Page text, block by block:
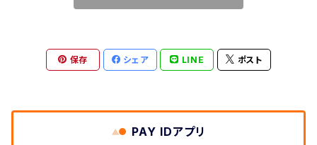
保存 シェア LINE ポスト
PAY IDアプリ